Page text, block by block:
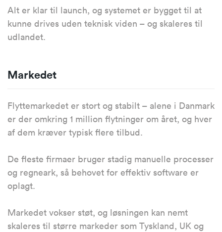
Alt er klar til launch, og systemet er bygget til at
kunne drives uden teknisk viden – og skaleres til
udlandet.
Markedet
Flyttemarkedet er stort og stabilt – alene i Danmark
er der omkring 1 million flytninger om året, og hver
af dem kræver typisk flere tilbud.
De fleste firmaer bruger stadig manuelle processer
og regneark, så behovet for effektiv software er
oplagt.
Markedet vokser støt, og løsningen kan nemt
skaleres til større markeder som Tyskland, UK og